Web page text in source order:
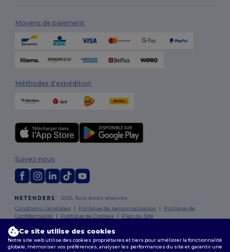
Moyens de paiement
Méthodes d'expédition
2026. Tous droits réservés
Conditions Générales | Politique de personnalisation | Politique de
Confidentialité | Politique de Cookies | Plan du Site
Suivez-nous
Bruxelles |Anvers|Mortsel |Malines| Lierre |Turnhout| Geel|
Herentals |Hoogstraten|Bruges
Ce site utilise des cookies
Notre site web utilise des cookies propriétaires et tiers pour améliorer la fonctionnalité
globale, mémoriser vos préférences, analyser les performances du site et garantir une